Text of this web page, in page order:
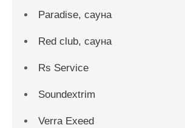
Paradise, сауна
Red сlub, сауна
Rs Service
Soundextrim
Verra Exeed